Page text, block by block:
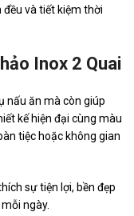
và tiết kiệm thời
Inox 2 Quai
nấu ăn mà còn giúp
kế hiện đại cùng màu
tiệc hoặc không gian
sự tiện lợi, bền đẹp
ngày.